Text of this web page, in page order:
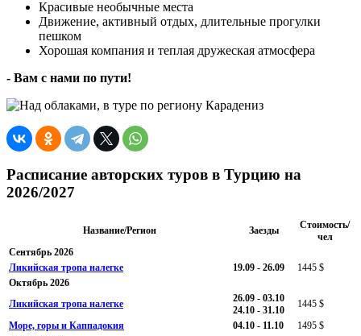
Красивые необычные места
Движение, активный отдых, длительные прогулки
пешком
Хорошая компания и теплая дружеская атмосфера
- Вам с нами по пути!
Расписание авторских туров в Турцию на
2026/2027
Название/Регион Заезды
Стоимость/
чел
Сентябрь 2026
Ликийская тропа налегке
19.09 - 26.09
1445 $
Октябрь 2026
Ликийская тропа налегке
26.09 - 03.10
24.10 - 31.10
1445 $
Море, горы и Каппадокия
04.10 - 11.10
1495 $